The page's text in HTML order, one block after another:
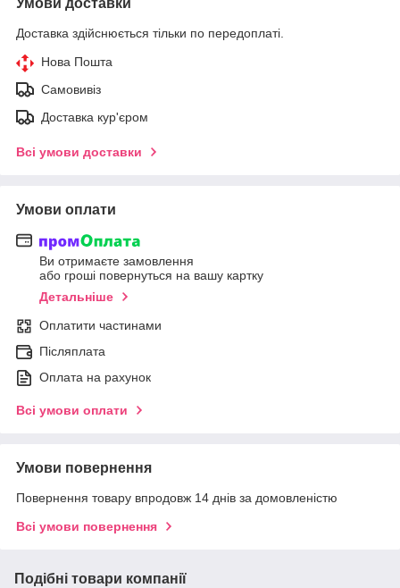
Доставка здійснюється тільки по передоплаті.
Нова Пошта
Самовивіз
Доставка кур'єром
Всі умови доставки
Умови оплати
Ви отримаєте замовлення
або гроші повернуться на вашу картку
Детальніше
Оплатити частинами
Післяплата
Оплата на рахунок
Всі умови оплати
Умови повернення
Повернення товару впродовж 14 днів за домовленістю
Всі умови повернення
Подібні товари компанії